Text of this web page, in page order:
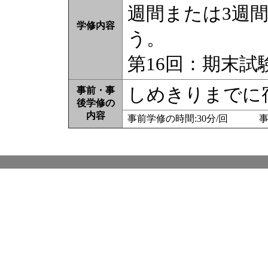
学修内容
週間または3週
う。
第16回：期末試
事前・事
後学修の
内容
しめきりまで
事前学修の時間:30分/回 事